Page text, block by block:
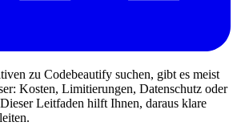
zu Codebeautify suchen, gibt es meist
Kosten, Limitierungen, Datenschutz oder
Leitfaden hilft Ihnen, daraus klare